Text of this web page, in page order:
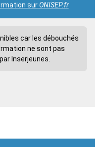
surONISEP.fr
car les débouchés
ne sont pas
Inserjeunes.